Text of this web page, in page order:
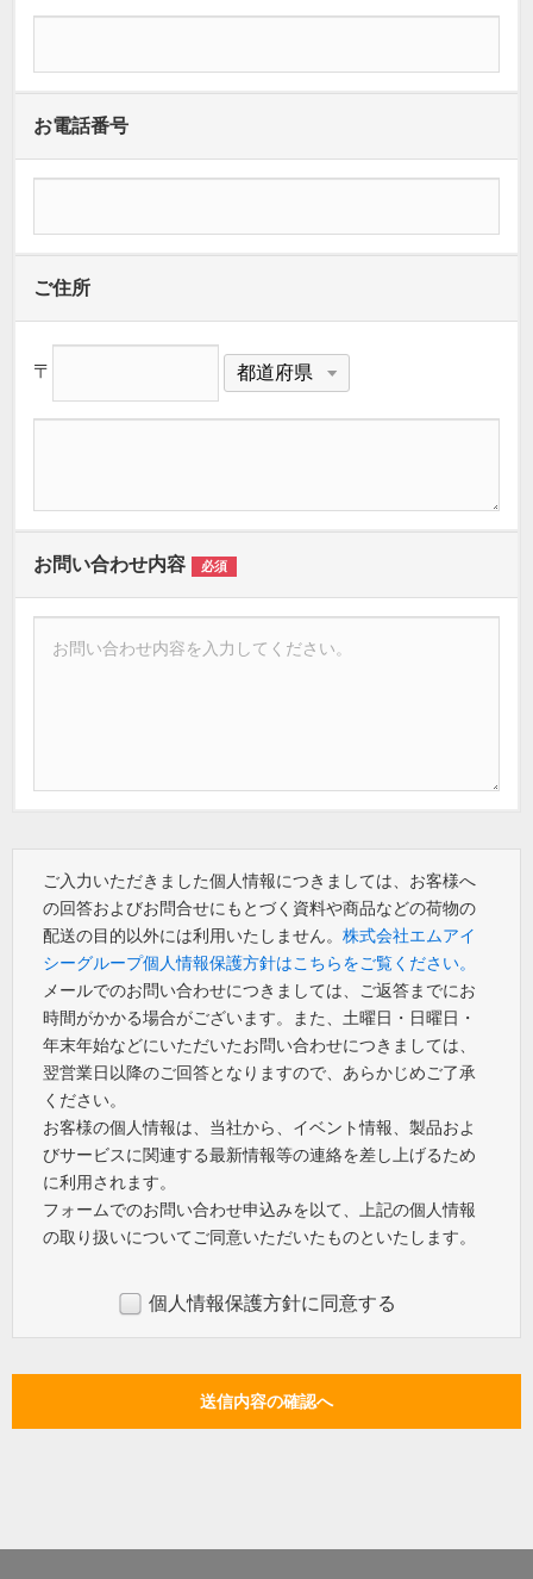
お電話番号
ご住所
〒
お問い合わせ内容 必須
ご入力いただきました個人情報につきましては、お客様へ
の回答およびお問合せにもとづく資料や商品などの荷物の
配送の目的以外には利用いたしません。 株式会社エムアイ
シーグループ個人情報保護方針はこちらをご覧ください。
メールでのお問い合わせにつきましては、ご返答までにお
時間がかかる場合がございます。また、土曜日・日曜日・
年末年始などにいただいたお問い合わせにつきましては、
翌営業日以降のご回答となりますので、あらかじめご了承
ください。
お客様の個人情報は、当社から、イベント情報、製品およ
びサービスに関連する最新情報等の連絡を差し上げるため
に利用されます。
フォームでのお問い合わせ申込みを以て、上記の個人情報
の取り扱いについてご同意いただいたものといたします。
個人情報保護方針に同意する